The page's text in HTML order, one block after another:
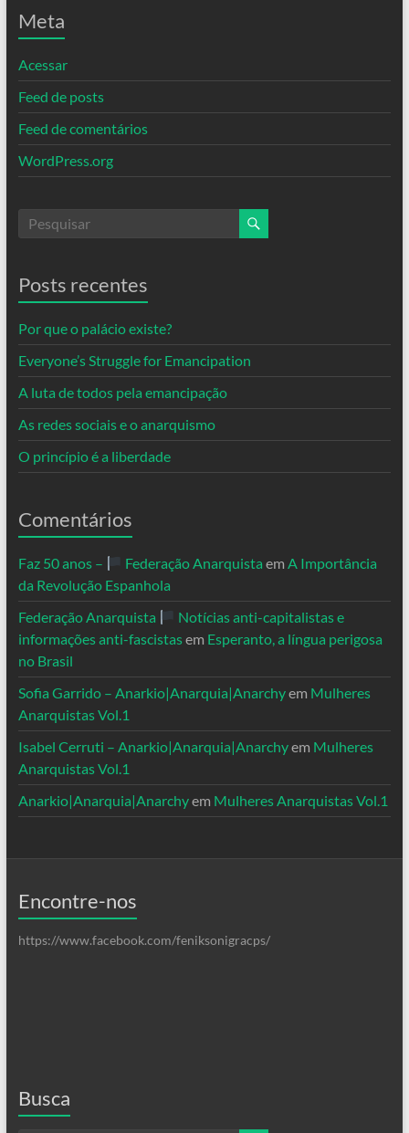
Meta
Acessar
Feed de posts
Feed de comentários
WordPress.org
Posts recentes
Por que o palácio existe?
Everyone’s Struggle for Emancipation
A luta de todos pela emancipação
As redes sociais e o anarquismo
O princípio é a liberdade
Comentários
Faz 50 anos – Federação Anarquista em A Importância
da Revolução Espanhola
Federação Anarquista
Notícias anti-capitalistas e
informações anti-fascistasem Esperanto, a língua perigosa
no Brasil
Sofia Garrido – Anarkio|Anarquia|Anarchyem Mulheres
Anarquistas Vol.1
Isabel Cerruti – Anarkio|Anarquia|Anarchyem Mulheres
Anarquistas Vol.1
Anarkio|Anarquia|Anarchyem Mulheres Anarquistas Vol.1
Encontre-nos
https://www.facebook.com/feniksonigracps/
Busca